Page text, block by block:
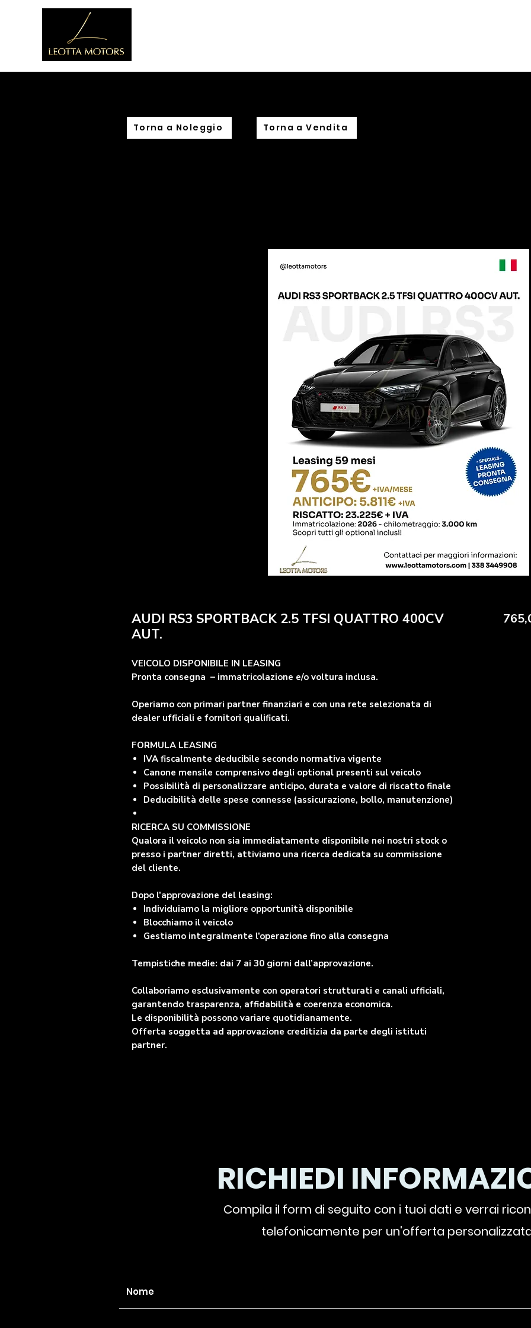
Torna a Noleggio Torna a Vendita
AUDI RS3 SPORTBACK 2.5 TFSI QUATTRO 400CV
AUT.
VEICOLO DISPONIBILE IN LEASING
Pronta consegna – immatricolazione e/o voltura inclusa.
Operiamo con primari partner finanziari e con una rete selezionata di
dealer ufficiali e fornitori qualificati.
FORMULA LEASING
IVA fiscalmente deducibile secondo normativa vigente
Canone mensile comprensivo degli optional presenti sul veicolo
Possibilità di personalizzare anticipo, durata e valore di riscatto finale
Deducibilità delle spese connesse (assicurazione, bollo, manutenzione)
RICERCA SU COMMISSIONE
Qualora il veicolo non sia immediatamente disponibile nei nostri stock o
presso i partner diretti, attiviamo una ricerca dedicata su commissione
del cliente.
Dopo l’approvazione del leasing:
Individuiamo la migliore opportunità disponibile
Blocchiamo il veicolo
Gestiamo integralmente l’operazione fino alla consegna
Tempistiche medie: dai 7 ai 30 giorni dall’approvazione.
Collaboriamo esclusivamente con operatori strutturati e canali ufficiali,
garantendo trasparenza, affidabilità e coerenza economica.
Le disponibilità possono variare quotidianamente.
Offerta soggetta ad approvazione creditizia da parte degli istituti
partner.
RICHIEDI
Compila il form di seguito con i tuoi dati e verrai
telefonicamente per un'offerta